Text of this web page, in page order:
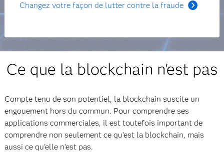
Changez votre façon de lutter contre la fraude
Ce que la blockchain n'est pas
Compte tenu de son potentiel, la blockchain suscite un
engouement hors du commun. Pour comprendre ses
applications commerciales, il est toutefois important de
comprendre non seulement ce qu'est la blockchain, mais
aussi ce qu'elle n'est pas.